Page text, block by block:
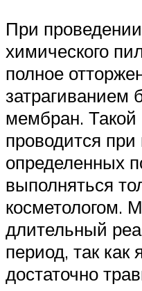
При проведении
химического
полное
затрагиванием
мембран. Такой
проводится
определенных
выполняться
косметологом.
длительный
период, так как
достаточно